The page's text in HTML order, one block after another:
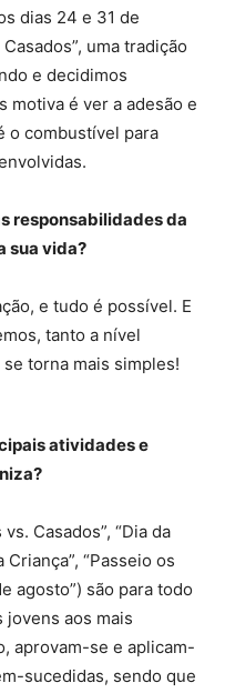
dias 24 e 31 de
uma tradição
e decidimos
motiva é ver a adesão e
o combustível para
responsabilidades da
sua vida?
e tudo é possível. E
tanto a nível
torna mais simples!
atividades e
Casados”, “Dia da
Criança”, “Passeio os
agosto”) são para todo
aos mais
aprovam-se e aplicam-
sucedidas, sendo que